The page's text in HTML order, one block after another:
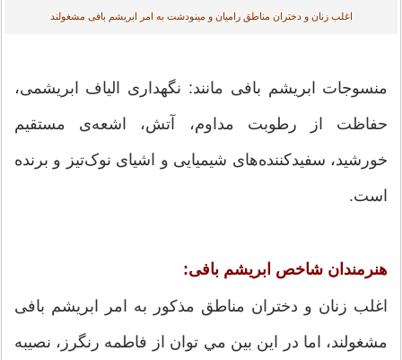
اغلب زنان و دختران مناطق راميان و مينودشت به امر ابریشم بافی مشغولند
منسوجات ابریشم بافی مانند: نگهداری الیاف ابریشمی،
حفاظت از رطوبت مداوم، آتش، اشعه‌ی مستقیم
خورشید، سفیدکننده‌های شیمیایی و اشیای نوک‌تیز و برنده
است.
هنرمندان شاخص ابریشم بافی:
اغلب زنان و دختران مناطق مذكور به امر ابریشم بافی
مشغولند، اما در اين بين مي توان از فاطمه رنگرز، نصيبه